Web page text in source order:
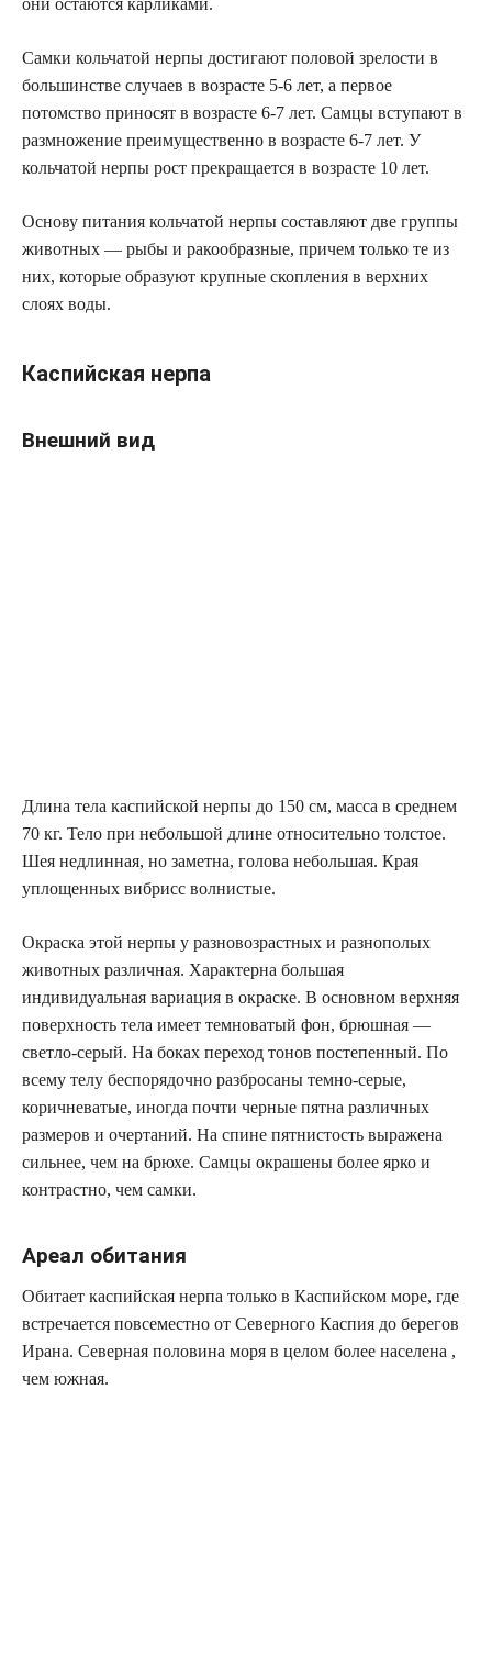
Самки кольчатой нерпы достигают половой зрелости в
большинстве случаев в возрасте 5-6 лет, а первое
потомство приносят в возрасте 6-7 лет. Самцы вступают в
размножение преимущественно в возрасте 6-7 лет. У
кольчатой нерпы рост прекращается в возрасте 10 лет.
Основу питания кольчатой нерпы составляют две группы
животных — рыбы и ракообразные, причем только те из
них, которые образуют крупные скопления в верхних
слоях воды.
Каспийская нерпа
Внешний вид
Длина тела каспийской нерпы до 150 см, масса в среднем
70 кг. Тело при небольшой длине относительно толстое.
Шея недлинная, но заметна, голова небольшая. Края
уплощенных вибрисс волнистые.
Окраска этой нерпы у разновозрастных и разнополых
животных различная. Характерна большая
индивидуальная вариация в окраске. В основном верхняя
поверхность тела имеет темноватый фон, брюшная —
светло-серый. На боках переход тонов постепенный. По
всему телу беспорядочно разбросаны темно-серые,
коричневатые, иногда почти черные пятна различных
размеров и очертаний. На спине пятнистость выражена
сильнее, чем на брюхе. Самцы окрашены более ярко и
контрастно, чем самки.
Ареал обитания
Обитает каспийская нерпа только в Каспийском море, где
встречается повсеместно от Северного Каспия до берегов
Ирана. Северная половина моря в целом более населена ,
чем южная.